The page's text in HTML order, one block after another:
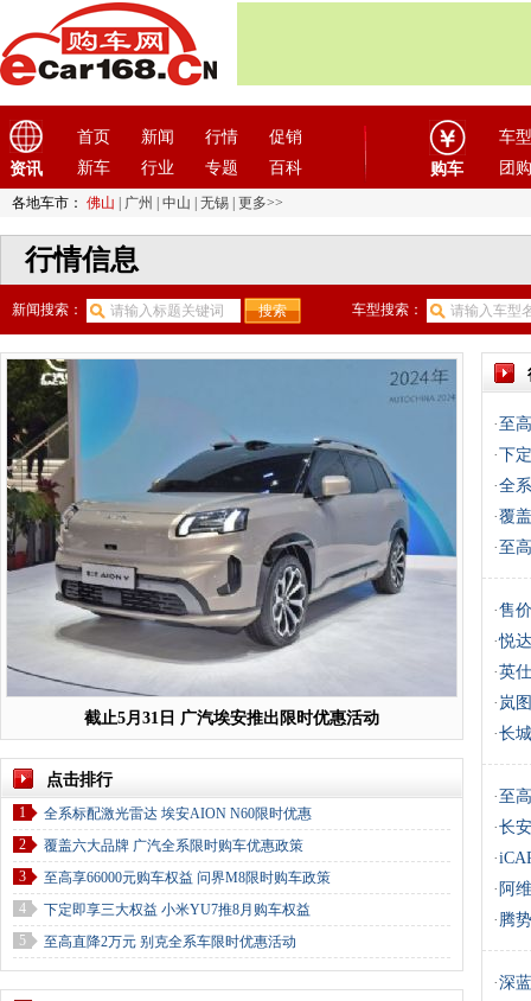
资讯
首页 新闻 行情
促销
新车
行业 专题 百科 购车
车型
团购
各地车市： 佛山 广州 中山 无锡 更多>>
行情信息
新闻搜索： 车型搜索：
截止5月31日 广汽埃安推出限时优惠活动
点击排行
1
全系标配激光雷达 埃安AION N60限时优惠
2
覆盖六大品牌 广汽全系限时购车优惠政策
3
至高享66000元购车权益 问界M8限时购车政策
4
下定即享三大权益 小米YU7推8月购车权益
5
至高直降2万元 别克全系车限时优惠活动
· 至
·下
·全
·覆
· 至
·售
·悦
·英
· 岚
·长
· 至
·长
·
· 阿
· 腾
·深